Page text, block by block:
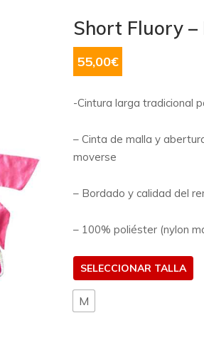
Short Fluory –
55,00€
-Cintura larga tradicional
– Cinta de malla y
moverse
– Bordado y calidad del
– 100% poliéster (nylon
TALLA
M